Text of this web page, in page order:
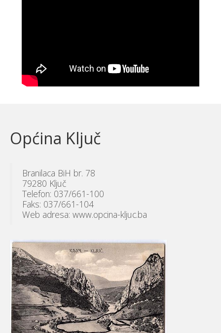
Općina Ključ
Branilaca BiH br. 78
79280 Ključ
Telefon: 037/661-100
Faks: 037/661-104
Web adresa: www.opcina-kljuc.ba